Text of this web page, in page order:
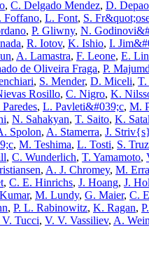
, C. Delgado Mendez, D.
Foffano, L. Font, S.
, P. Gliwny, N.
, R. Iotov, K. Ishio, I.
, A. Lamastra, F. Leone, E.
de Oliveira Fraga, P.
, S. Mender, D. Miceli, T.
Rosillo, C. Nigro, K.
, L. Pavleti&#039;c, M.
, N. Sahakyan, T. Saito, K.
Spolon, A. Stamerra, J.
, M. Teshima, L. Tosti, S.
, C. Wunderlich, T. Yamamoto,
, A. J. Chromey, M.
, C. E. Hinrichs, J. Hoang, J.
, M. Lundy, G. Maier, C.
, P. L. Rabinowitz, K. Ragan,
V. Tucci, V. V. Vassiliev, A.